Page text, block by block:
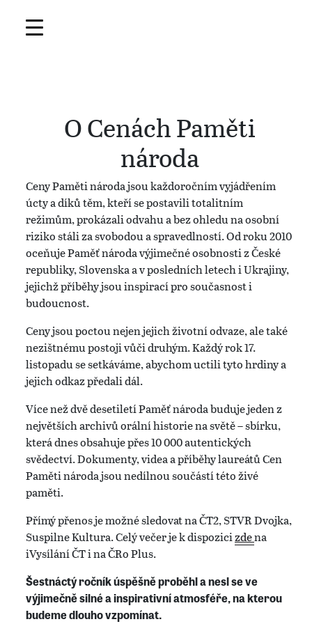
O Cenách Paměti
národa
Ceny Paměti národa jsou každoročním vyjádřením
úcty a díků těm, kteří se postavili totalitním
režimům, prokázali odvahu a bez ohledu na osobní
riziko stáli za svobodou a spravedlností. Od roku 2010
oceňuje Paměť národa výjimečné osobnosti z České
republiky, Slovenska a v posledních letech i Ukrajiny,
jejichž příběhy jsou inspirací pro současnost i
budoucnost.
Ceny jsou poctou nejen jejich životní odvaze, ale také
nezištnému postoji vůči druhým. Každý rok 17.
listopadu se setkáváme, abychom uctili tyto hrdiny a
jejich odkaz předali dál.
Více než dvě desetiletí Paměť národa buduje jeden z
největších archivů orální historie na světě – sbírku,
která dnes obsahuje přes 10 000 autentických
svědectví. Dokumenty, videa a příběhy laureátů Cen
Paměti národa jsou nedílnou součástí této živé
paměti.
Přímý přenos je možné sledovat na ČT2, STVR Dvojka,
Suspilne Kultura. Celý večer je k dispozicizdena
iVysílání ČT i na ČRo Plus.
Šestnáctý ročník úspěšně proběhl a nesl se ve
výjimečně silné a inspirativní atmosféře, na kterou
budeme dlouho vzpomínat.